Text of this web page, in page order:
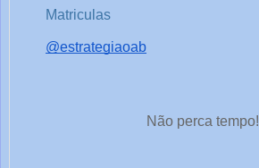
Matriculas
@estrategiaoab
Não perca tempo!